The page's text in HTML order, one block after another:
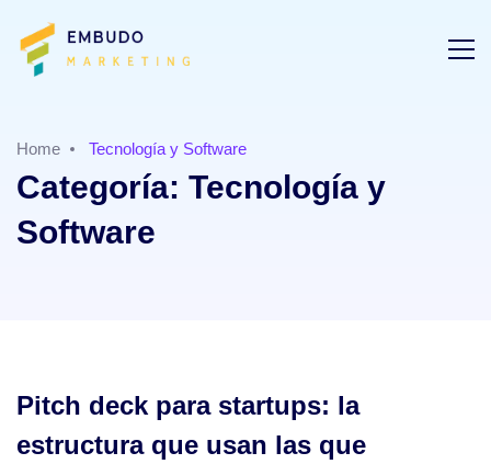
Home Tecnología y Software
Categoría: Tecnología y
Software
Pitch deck para startups: la
estructura que usan las que